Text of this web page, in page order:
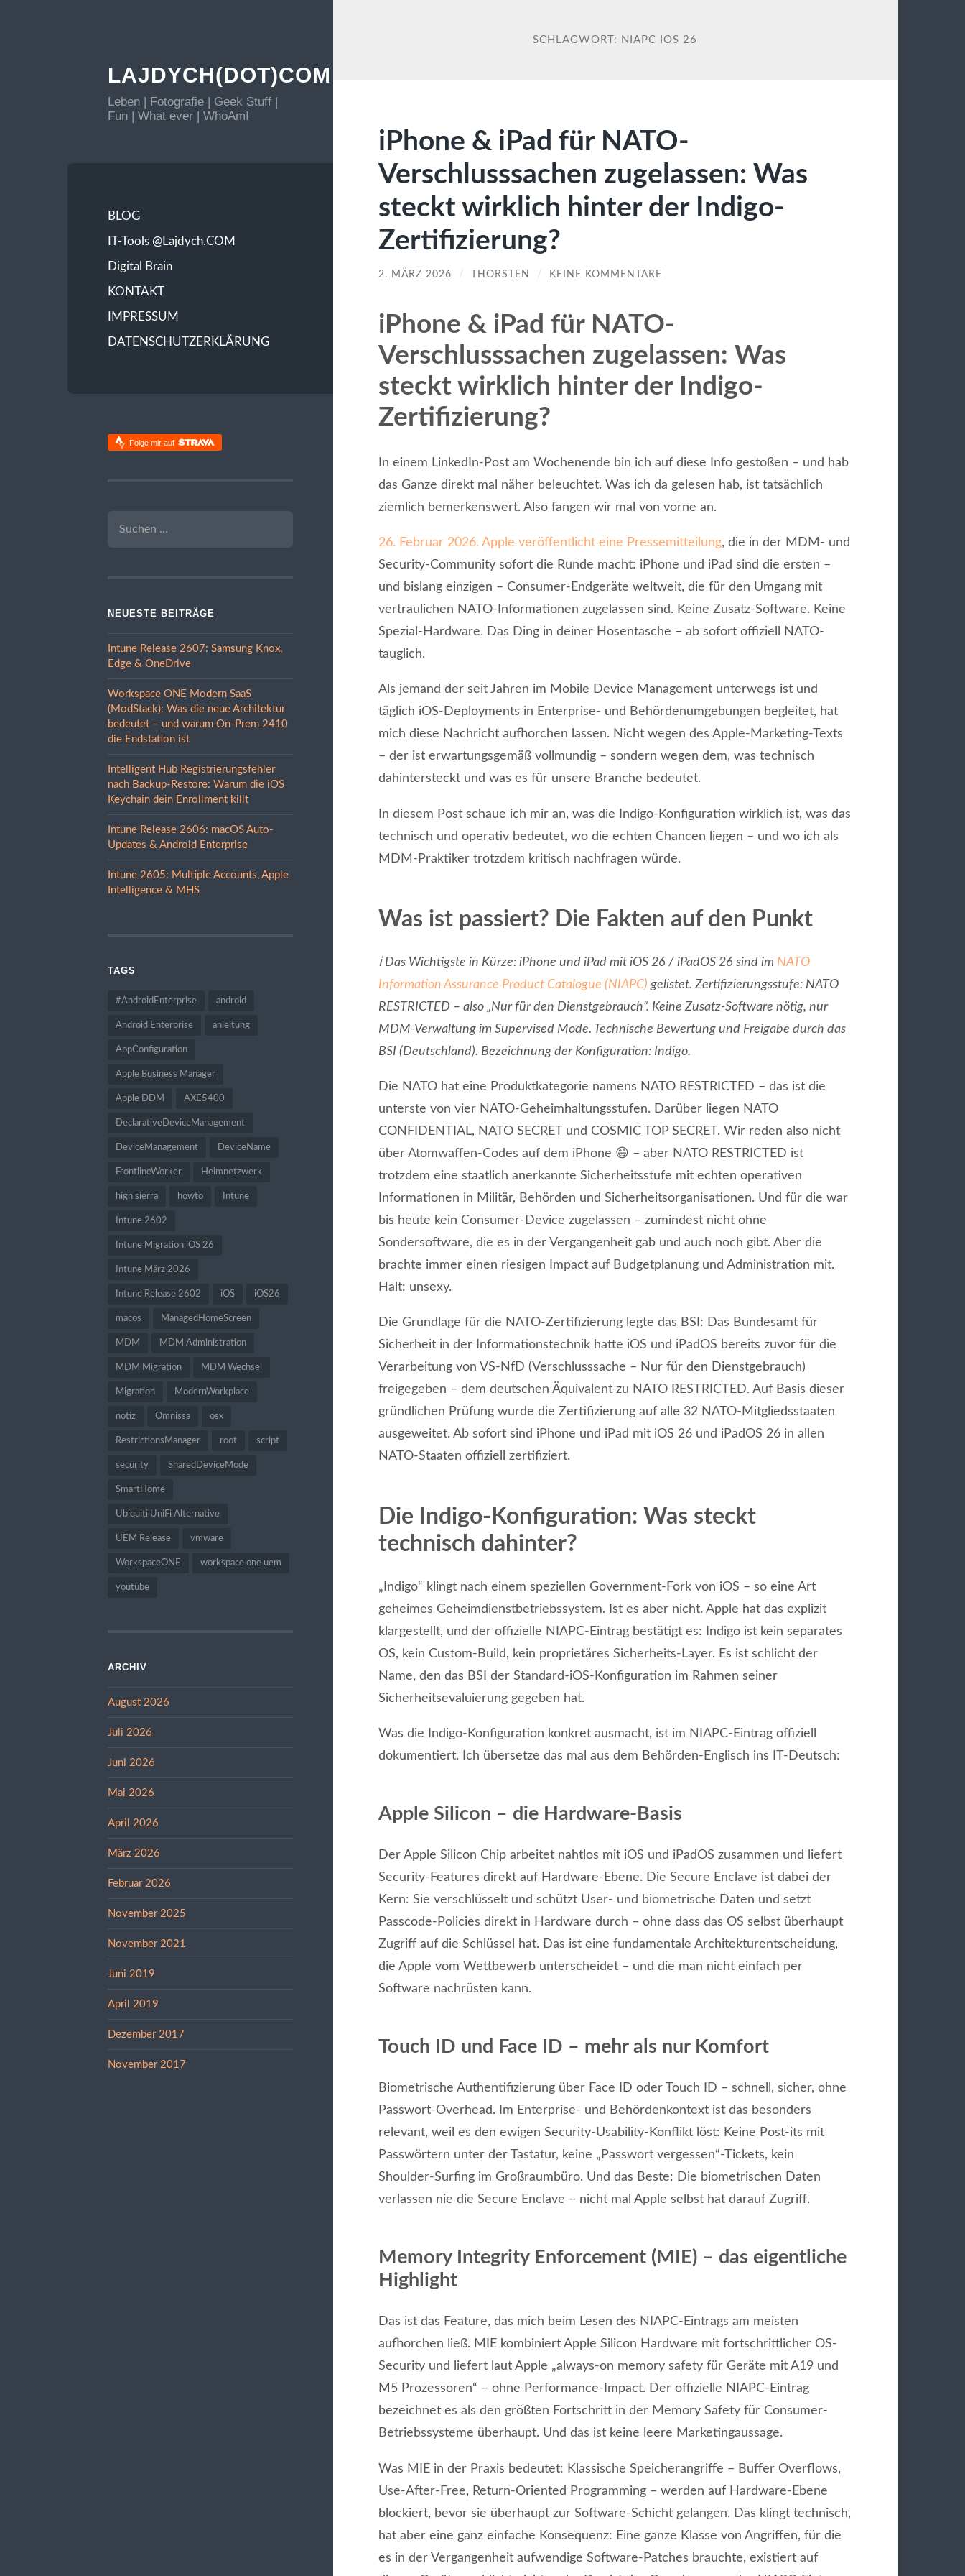
LAJDYCH(DOT)COM
Leben | Fotografie | Geek Stuff |
Fun | What ever | WhoAmI
BLOG
IT-Tools @Lajdych.COM
Digital Brain
KONTAKT
IMPRESSUM
DATENSCHUTZERKLÄRUNG
Folge mir auf
NACH:
NEUESTE BEITRÄGE
Intune Release 2607: Samsung Knox,
Edge & OneDrive
Workspace ONE Modern SaaS
(ModStack): Was die neue Architektur
bedeutet – und warum On-Prem 2410
die Endstation ist
Intelligent Hub Registrierungsfehler
nach Backup-Restore: Warum die iOS
Keychain dein Enrollment killt
Intune Release 2606: macOS Auto-
Updates & Android Enterprise
Intune 2605: Multiple Accounts, Apple
Intelligence & MHS
TAGS
#AndroidEnterprise android
Android Enterprise anleitung
AppConfiguration
Apple Business Manager
Apple DDM AXE5400
DeclarativeDeviceManagement
DeviceManagement DeviceName
FrontlineWorker Heimnetzwerk
high sierra howto Intune
Intune 2602
Intune Migration iOS 26
Intune März 2026
Intune Release 2602 iOS iOS26
macos ManagedHomeScreen
MDM MDM Administration
MDM Migration MDM Wechsel
Migration ModernWorkplace
notiz Omnissa osx
RestrictionsManager root script
security SharedDeviceMode
SmartHome
Ubiquiti UniFi Alternative
UEM Release vmware
WorkspaceONE workspace one uem
youtube
ARCHIV
August 2026
Juli 2026
Juni 2026
Mai 2026
April 2026
März 2026
Februar 2026
November 2025
November 2021
Juni 2019
April 2019
Dezember 2017
November 2017
SCHLAGWORT: NIAPC IOS 26
iPhone & iPad für NATO-
Verschlusssachen zugelassen: Was
steckt wirklich hinter der Indigo-
Zertifizierung?
2. MÄRZ 2026 / THORSTEN / KEINE KOMMENTARE
iPhone & iPad für NATO-
Verschlusssachen zugelassen: Was
steckt wirklich hinter der Indigo-
Zertifizierung?
In einem LinkedIn-Post am Wochenende bin ich auf diese Info gestoßen – und hab
das Ganze direkt mal näher beleuchtet. Was ich da gelesen hab, ist tatsächlich
ziemlich bemerkenswert. Also fangen wir mal von vorne an.
26. Februar 2026. Apple veröffentlicht eine Pressemitteilung, die in der MDM- und
Security-Community sofort die Runde macht: iPhone und iPad sind die ersten –
und bislang einzigen – Consumer-Endgeräte weltweit, die für den Umgang mit
vertraulichen NATO-Informationen zugelassen sind. Keine Zusatz-Software. Keine
Spezial-Hardware. Das Ding in deiner Hosentasche – ab sofort offiziell NATO-
tauglich.
Als jemand der seit Jahren im Mobile Device Management unterwegs ist und
täglich iOS-Deployments in Enterprise- und Behördenumgebungen begleitet, hat
mich diese Nachricht aufhorchen lassen. Nicht wegen des Apple-Marketing-Texts
– der ist erwartungsgemäß vollmundig – sondern wegen dem, was technisch
dahintersteckt und was es für unsere Branche bedeutet.
In diesem Post schaue ich mir an, was die Indigo-Konfiguration wirklich ist, was das
technisch und operativ bedeutet, wo die echten Chancen liegen – und wo ich als
MDM-Praktiker trotzdem kritisch nachfragen würde.
Was ist passiert? Die Fakten auf den Punkt
ℹ️ Das Wichtigste in Kürze: iPhone und iPad mit iOS 26 / iPadOS 26 sind im NATO
Information Assurance Product Catalogue (NIAPC) gelistet. Zertifizierungsstufe: NATO
RESTRICTED – also „Nur für den Dienstgebrauch“. Keine Zusatz-Software nötig, nur
MDM-Verwaltung im Supervised Mode. Technische Bewertung und Freigabe durch das
BSI (Deutschland). Bezeichnung der Konfiguration: Indigo.
Die NATO hat eine Produktkategorie namens NATO RESTRICTED – das ist die
unterste von vier NATO-Geheimhaltungsstufen. Darüber liegen NATO
CONFIDENTIAL, NATO SECRET und COSMIC TOP SECRET. Wir reden also nicht
über Atomwaffen-Codes auf dem iPhone 😄 – aber NATO RESTRICTED ist
trotzdem eine staatlich anerkannte Sicherheitsstufe mit echten operativen
Informationen in Militär, Behörden und Sicherheitsorganisationen. Und für die war
bis heute kein Consumer-Device zugelassen – zumindest nicht ohne
Sondersoftware, die es in der Vergangenheit gab und auch noch gibt. Aber die
brachte immer einen riesigen Impact auf Budgetplanung und Administration mit.
Halt: unsexy.
Die Grundlage für die NATO-Zertifizierung legte das BSI: Das Bundesamt für
Sicherheit in der Informationstechnik hatte iOS und iPadOS bereits zuvor für die
Verarbeitung von VS-NfD (Verschlusssache – Nur für den Dienstgebrauch)
freigegeben – dem deutschen Äquivalent zu NATO RESTRICTED. Auf Basis dieser
gründlichen Prüfung wurde die Zertifizierung auf alle 32 NATO-Mitgliedsstaaten
ausgeweitet. Ab sofort sind iPhone und iPad mit iOS 26 und iPadOS 26 in allen
NATO-Staaten offiziell zertifiziert.
Die Indigo-Konfiguration: Was steckt
technisch dahinter?
„Indigo“ klingt nach einem speziellen Government-Fork von iOS – so eine Art
geheimes Geheimdienstbetriebssystem. Ist es aber nicht. Apple hat das explizit
klargestellt, und der offizielle NIAPC-Eintrag bestätigt es: Indigo ist kein separates
OS, kein Custom-Build, kein proprietäres Sicherheits-Layer. Es ist schlicht der
Name, den das BSI der Standard-iOS-Konfiguration im Rahmen seiner
Sicherheitsevaluierung gegeben hat.
Was die Indigo-Konfiguration konkret ausmacht, ist im NIAPC-Eintrag offiziell
dokumentiert. Ich übersetze das mal aus dem Behörden-Englisch ins IT-Deutsch:
Apple Silicon – die Hardware-Basis
Der Apple Silicon Chip arbeitet nahtlos mit iOS und iPadOS zusammen und liefert
Security-Features direkt auf Hardware-Ebene. Die Secure Enclave ist dabei der
Kern: Sie verschlüsselt und schützt User- und biometrische Daten und setzt
Passcode-Policies direkt in Hardware durch – ohne dass das OS selbst überhaupt
Zugriff auf die Schlüssel hat. Das ist eine fundamentale Architekturentscheidung,
die Apple vom Wettbewerb unterscheidet – und die man nicht einfach per
Software nachrüsten kann.
Touch ID und Face ID – mehr als nur Komfort
Biometrische Authentifizierung über Face ID oder Touch ID – schnell, sicher, ohne
Passwort-Overhead. Im Enterprise- und Behördenkontext ist das besonders
relevant, weil es den ewigen Security-Usability-Konflikt löst: Keine Post-its mit
Passwörtern unter der Tastatur, keine „Passwort vergessen“-Tickets, kein
Shoulder-Surfing im Großraumbüro. Und das Beste: Die biometrischen Daten
verlassen nie die Secure Enclave – nicht mal Apple selbst hat darauf Zugriff.
Memory Integrity Enforcement (MIE) – das eigentliche
Highlight
Das ist das Feature, das mich beim Lesen des NIAPC-Eintrags am meisten
aufhorchen ließ. MIE kombiniert Apple Silicon Hardware mit fortschrittlicher OS-
Security und liefert laut Apple „always-on memory safety für Geräte mit A19 und
M5 Prozessoren“ – ohne Performance-Impact. Der offizielle NIAPC-Eintrag
bezeichnet es als den größten Fortschritt in der Memory Safety für Consumer-
Betriebssysteme überhaupt. Und das ist keine leere Marketingaussage.
Was MIE in der Praxis bedeutet: Klassische Speicherangriffe – Buffer Overflows,
Use-After-Free, Return-Oriented Programming – werden auf Hardware-Ebene
blockiert, bevor sie überhaupt zur Software-Schicht gelangen. Das klingt technisch,
hat aber eine ganz einfache Konsequenz: Eine ganze Klasse von Angriffen, für die
es in der Vergangenheit aufwendige Software-Patches brauchte, existiert auf